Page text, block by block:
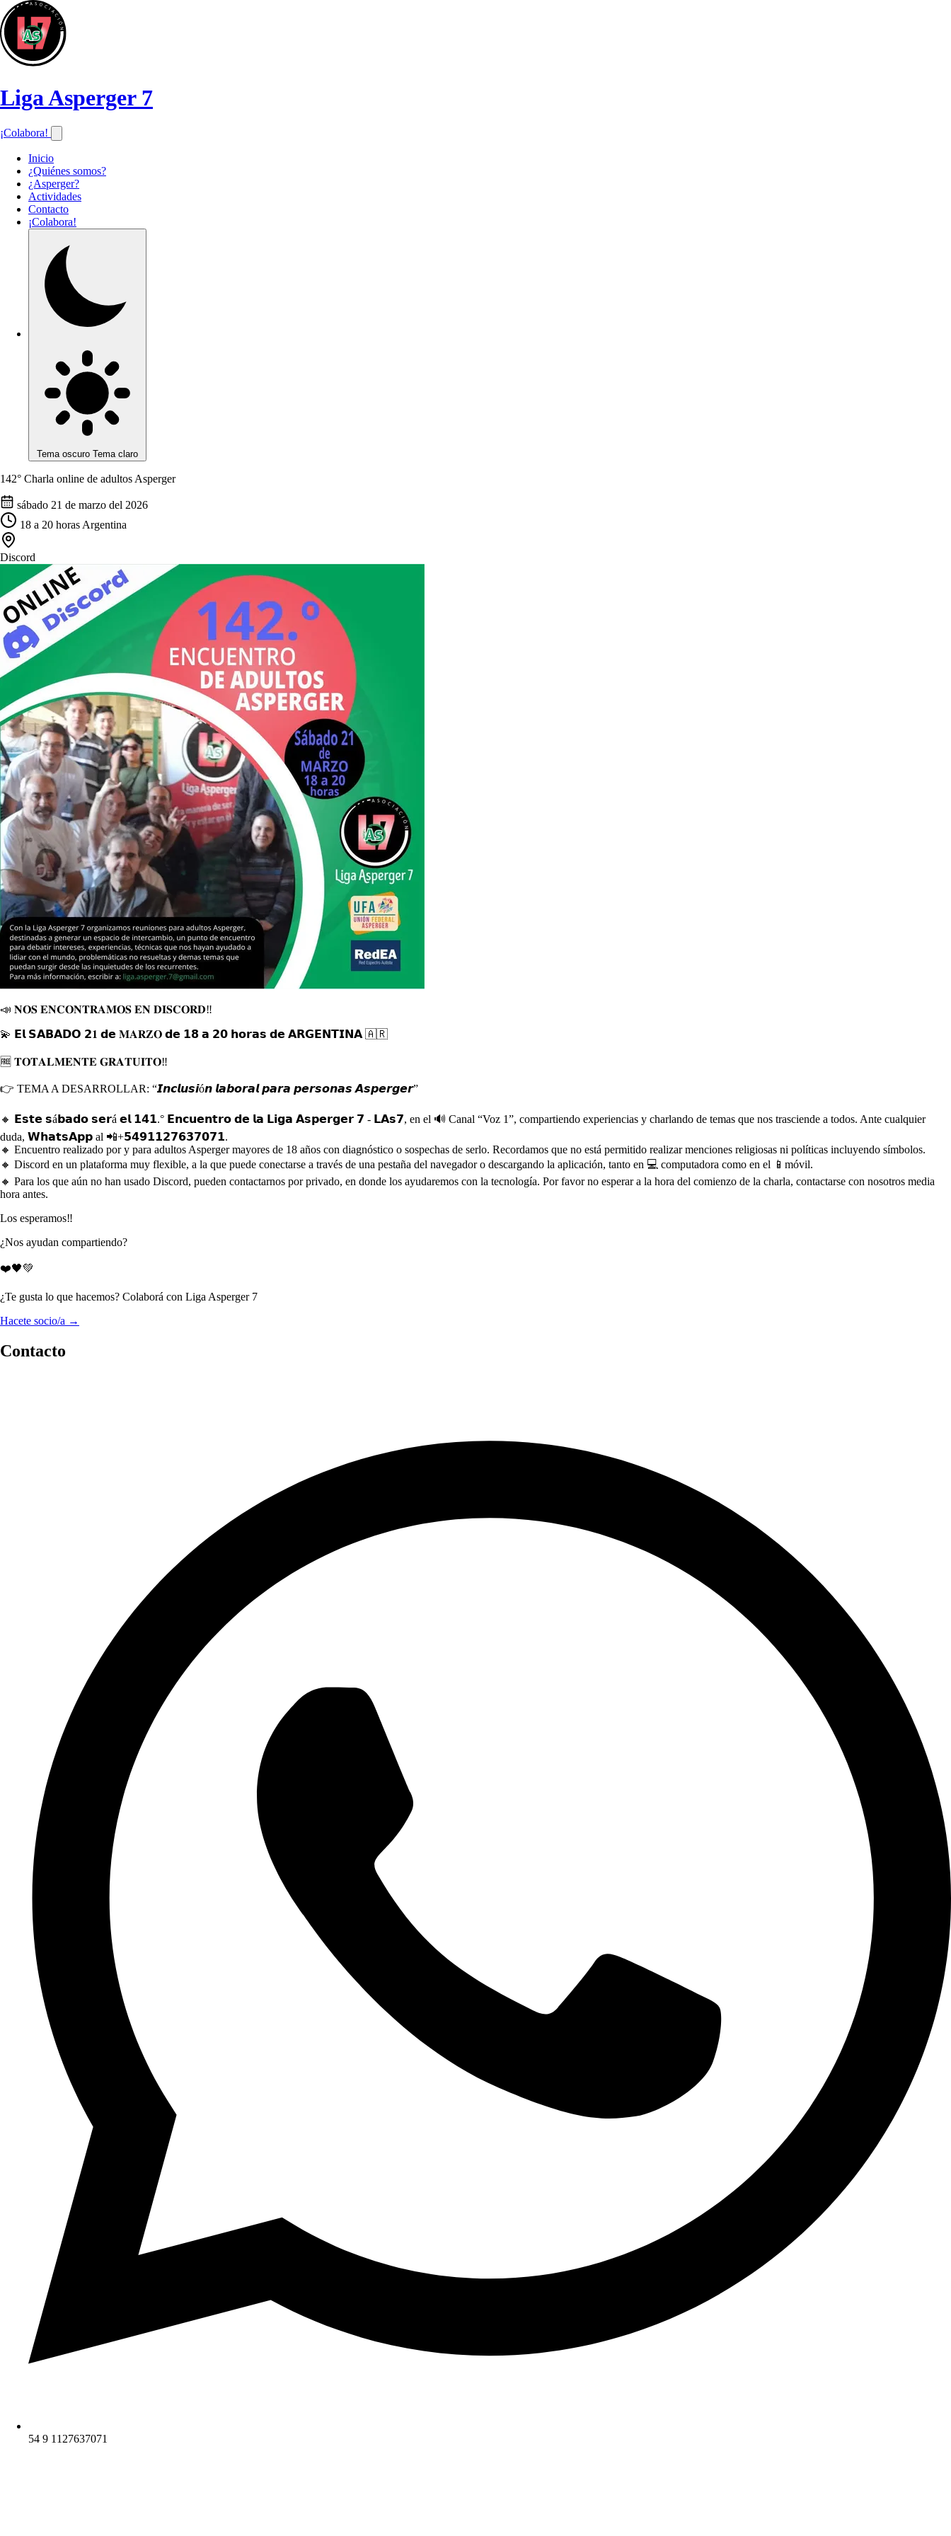
Liga Asperger 7
¡Colabora!
Inicio
¿Quiénes somos?
¿Asperger?
Actividades
Contacto
¡Colabora!
Tema oscuro Tema claro
142° Charla online de adultos Asperger
sábado 21 de marzo del 2026
18 a 20 horas Argentina
Discord
📣 𝐍𝐎𝐒 𝐄𝐍𝐂𝐎𝐍𝐓𝐑𝐀𝐌𝐎𝐒 𝐄𝐍 𝐃𝐈𝐒𝐂𝐎𝐑𝐃‼️
💫 𝗘𝗹 𝗦𝗔𝗕𝗔𝗗𝗢 𝟮𝟏 𝗱𝗲 𝐌𝐀𝐑𝐙𝐎 𝗱𝗲 𝟭𝟴 𝗮 𝟮𝟬 𝗵𝗼𝗿𝗮𝘀 𝗱𝗲 𝗔𝗥𝗚𝗘𝗡𝗧𝗜𝗡𝗔 🇦🇷
🆓 𝐓𝐎𝐓𝐀𝐋𝐌𝐄𝐍𝐓𝐄 𝐆𝐑𝐀𝐓𝐔𝐈𝐓𝐎‼️
👉 TEMA A DESARROLLAR: “𝙄𝙣𝙘𝙡𝙪𝙨𝙞ó𝙣 𝙡𝙖𝙗𝙤𝙧𝙖𝙡 𝙥𝙖𝙧𝙖 𝙥𝙚𝙧𝙨𝙤𝙣𝙖𝙨 𝘼𝙨𝙥𝙚𝙧𝙜𝙚𝙧”
🔸 𝗘𝘀𝘁𝗲 𝘀á𝗯𝗮𝗱𝗼 𝘀𝗲𝗿á 𝗲𝗹 𝟭𝟰𝟭.° 𝗘𝗻𝗰𝘂𝗲𝗻𝘁𝗿𝗼 𝗱𝗲 𝗹𝗮 𝗟𝗶𝗴𝗮 𝗔𝘀𝗽𝗲𝗿𝗴𝗲𝗿 𝟳 - 𝗟𝗔𝘀𝟳, en el 🔊 Canal “Voz 1”, compartiendo experiencias y charlando de temas que nos trasciende a todos. Ante cualquier
duda, 𝗪𝗵𝗮𝘁𝘀𝗔𝗽𝗽 al 📲+𝟱𝟰𝟵𝟭𝟭𝟮𝟳𝟲𝟯𝟳𝟬𝟳𝟭.
🔸 Encuentro realizado por y para adultos Asperger mayores de 18 años con diagnóstico o sospechas de serlo. Recordamos que no está permitido realizar menciones religiosas ni políticas incluyendo símbolos.
🔸 Discord en un plataforma muy flexible, a la que puede conectarse a través de una pestaña del navegador o descargando la aplicación, tanto en 💻 computadora como en el 📱móvil.
🔸 Para los que aún no han usado Discord, pueden contactarnos por privado, en donde los ayudaremos con la tecnología. Por favor no esperar a la hora del comienzo de la charla, contactarse con nosotros media
hora antes.
Los esperamos‼️
¿Nos ayudan compartiendo?
❤️🖤💚
¿Te gusta lo que hacemos? Colaborá con Liga Asperger 7
Hacete socio/a →
Contacto
54 9 1127637071